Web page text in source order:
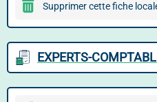
Supprimer cette fiche
EXPERTS-